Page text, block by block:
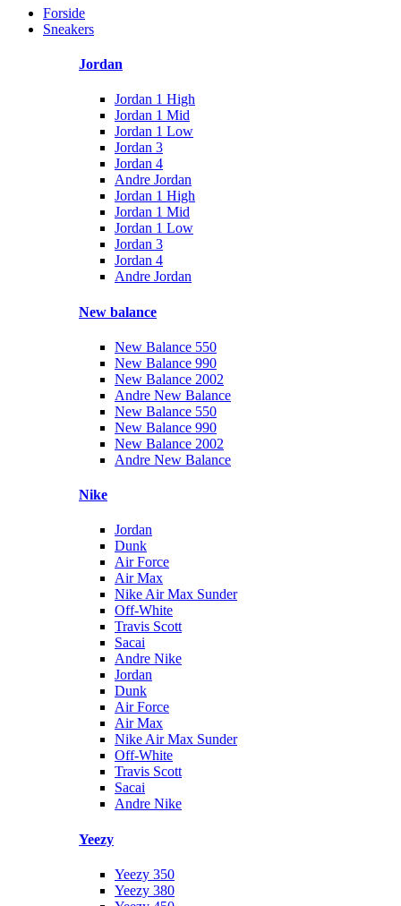
Forside
Sneakers
Jordan
Jordan 1 High
Jordan 1 Mid
Jordan 1 Low
Jordan 3
Jordan 4
Andre Jordan
Jordan 1 High
Jordan 1 Mid
Jordan 1 Low
Jordan 3
Jordan 4
Andre Jordan
New balance
New Balance 550
New Balance 990
New Balance 2002
Andre New Balance
New Balance 550
New Balance 990
New Balance 2002
Andre New Balance
Nike
Jordan
Dunk
Air Force
Air Max
Nike Air Max Sunder
Off-White
Travis Scott
Sacai
Andre Nike
Jordan
Dunk
Air Force
Air Max
Nike Air Max Sunder
Off-White
Travis Scott
Sacai
Andre Nike
Yeezy
Yeezy 350
Yeezy 380